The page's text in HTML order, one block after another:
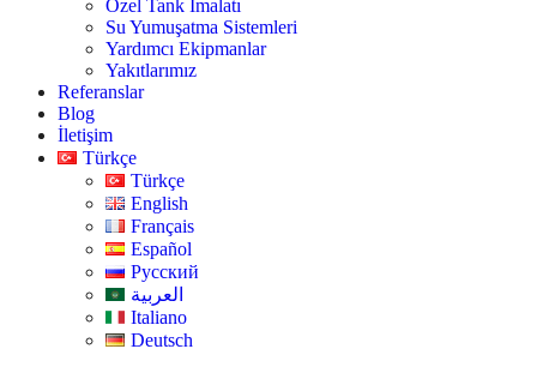
Özel Tank İmalatı
Su Yumuşatma Sistemleri
Yardımcı Ekipmanlar
Yakıtlarımız
Referanslar
Blog
İletişim
Türkçe
Türkçe
English
Français
Español
Русский
العربية
Italiano
Deutsch